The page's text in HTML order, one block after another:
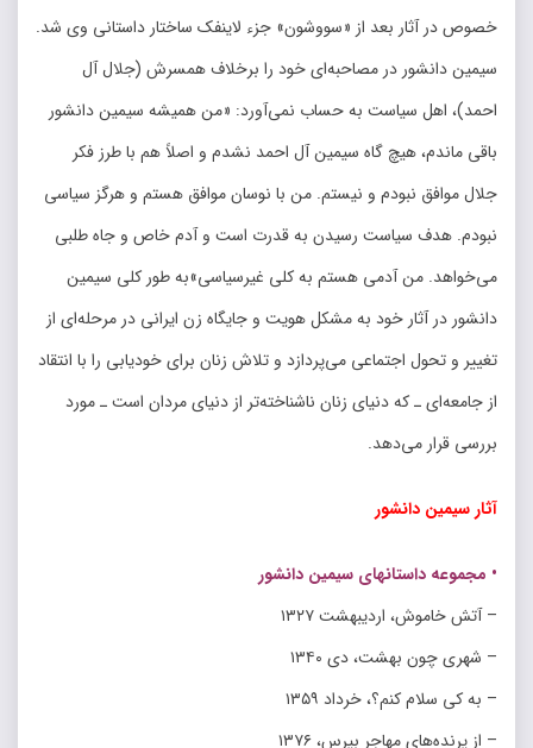
خصوص در آثار بعد از «سووشون» جزء لاینفک ساختار داستانی وی شد.
سیمین دانشور در مصاحبه‌ای خود را برخلاف همسرش (جلال آل
احمد)، اهل سیاست به حساب نمی‌آورد: «من همیشه سیمین دانشور
باقی ماندم، هیچ گاه سیمین آل احمد نشدم و اصلاً هم با طرز فکر
جلال موافق نبودم و نیستم. من با نوسان موافق هستم و هرگز سیاسی
نبودم. هدف سیاست رسیدن به قدرت است و آدم خاص و جاه طلبی
می‌خواهد. من آدمی هستم به کلی غیرسیاسی»به طور کلی سیمین
دانشور در آثار خود به مشکل هویت و جایگاه زن ایرانی در مرحله‌ای از
تغییر و تحول اجتماعی می‌پردازد و تلاش زنان برای خودیابی را با انتقاد
از جامعه‌ای ـ که دنیای زنان ناشناخته‌تر از دنیای مردان است ـ مورد
بررسی قرار می‌دهد.
آثار سیمین دانشور
• مجموعه داستانهای سیمین دانشور
– آتش خاموش، اردیبهشت ۱۳۲۷
– شهری چون بهشت، دی ۱۳۴۰
– به کی سلام کنم؟، خرداد ۱۳۵۹
– از پرنده‌های مهاجر بپرس، ۱۳۷۶